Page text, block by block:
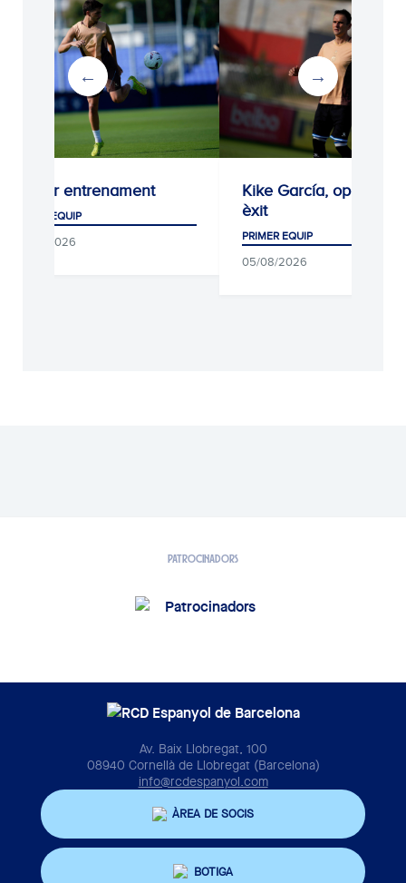
Proper entrenament
PRIMER EQUIP
06/08/2026
Kike García, operat
èxit
PRIMER EQUIP
05/08/2026
PATROCINADORS
Av. Baix Llobregat, 100
08940 Cornellà de Llobregat (Barcelona)
info@rcdespanyol.com
ÀREA DE SOCIS
BOTIGA